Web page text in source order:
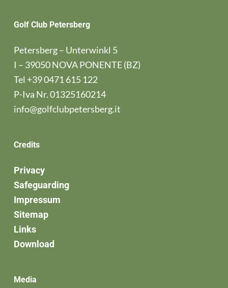
Golf Club Petersberg
Petersberg – Unterwinkl 5
I – 39050 NOVA PONENTE (BZ)
Tel +39 0471 615 122
P-Iva Nr. 01325160214
info@golfclubpetersberg.it
Credits
Privacy
Safeguarding
Impressum
Sitemap
Links
Download
Media